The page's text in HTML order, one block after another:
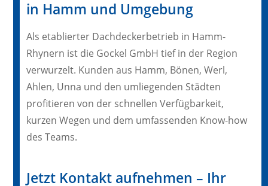
in Hamm und Umgebung
Als etablierter Dachdeckerbetrieb in Hamm-
Rhynern ist die Gockel GmbH tief in der Region
verwurzelt. Kunden aus Hamm, Bönen, Werl,
Ahlen, Unna und den umliegenden Städten
profitieren von der schnellen Verfügbarkeit,
kurzen Wegen und dem umfassenden Know-how
des Teams.
Jetzt Kontakt aufnehmen – Ihr